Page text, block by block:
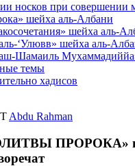
носков при совершении
шейха аль-Албани
шейха аль-
‘Улювв» шейха аль-
Шамаиль
темы
хадисов
Abdu Rahman
ПРОРОКА» шейха